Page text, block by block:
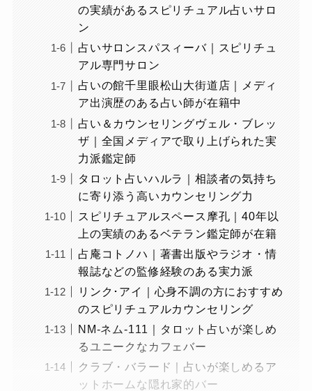
の実績があるスピリチュアル占いサロ
ン
占いサロンスパスィーバ｜スピリチュ
アル専門サロン
占いの館千里眼松山大街道店｜メディ
ア出演歴のある占い師が在籍中
占い＆カウンセリングヴェル・ブレッ
ザ｜全国メディアで取り上げられた実
力派鑑定師
タロット占いハルラ｜相談者の気持ち
に寄り添う高いカウンセリング力
スピリチュアルスペース摩孔｜40年以
上の実績のあるベテラン鑑定師が在籍
占庵コトノハ｜著書出版やラジオ・情
報誌などの監修経験のある実力派
リンク･アイ｜心身不調の方におすすめ
のスピリチュアルカウンセリング
NM-ネム-111｜タロット占いが楽しめ
るユニークなカフェバー
クラブ・バラード｜占いが楽しめるア
ットホームな隠れ家的バー